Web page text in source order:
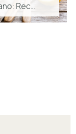
Rec...